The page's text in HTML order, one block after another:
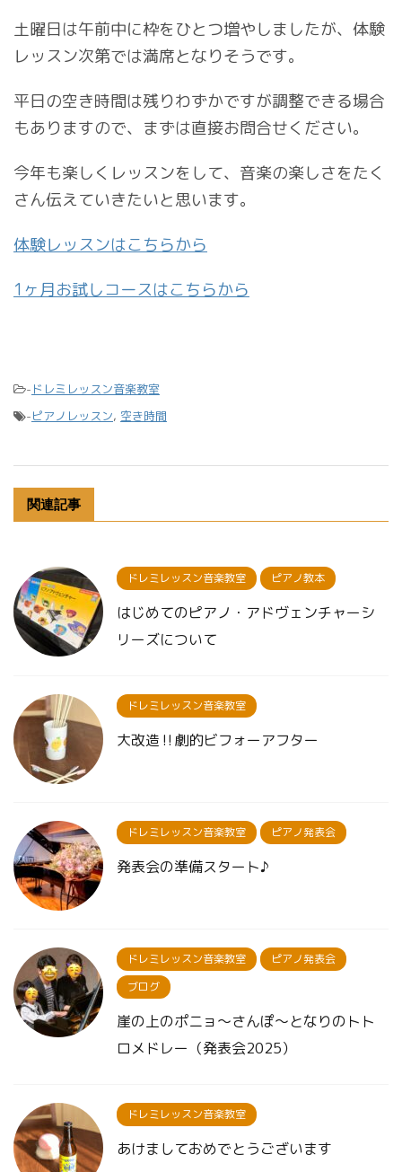
土曜日は午前中に枠をひとつ増やしましたが、体験
レッスン次第では満席となりそうです。
平日の空き時間は残りわずかですが調整できる場合
もありますので、まずは直接お問合せください。
今年も楽しくレッスンをして、音楽の楽しさをたく
さん伝えていきたいと思います。
体験レッスンはこちらから
1ヶ月お試しコースはこちらから
- ドレミレッスン音楽教室
-ピアノレッスン, 空き時間
関連記事
ドレミレッスン音楽教室 ピアノ教本
はじめてのピアノ・アドヴェンチャーシ
リーズについて
ドレミレッスン音楽教室
大改造‼︎劇的ビフォーアフター
ドレミレッスン音楽教室 ピアノ発表会
発表会の準備スタート♪
ドレミレッスン音楽教室
ピアノ発表会
ブログ
崖の上のポニョ〜さんぽ〜となりのトト
ロメドレー（発表会2025）
ドレミレッスン音楽教室
あけましておめでとうございます